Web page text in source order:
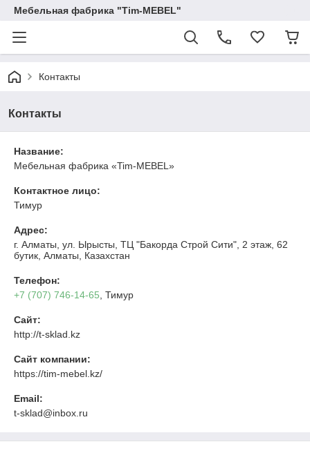
Мебельная фабрика "Tim-MEBEL"
Контакты
Контакты
Название:
Мебельная фабрика «Tim-MEBEL»
Контактное лицо:
Тимур
Адрес:
г. Алматы, ул. Ырысты, ТЦ "Бакорда Строй Сити", 2 этаж, 62
бутик, Алматы, Казахстан
Телефон:
+7 (707) 746-14-65 , Тимур
Сайт:
http://t-sklad.kz
Сайт компании:
https://tim-mebel.kz/
Email:
t-sklad@inbox.ru